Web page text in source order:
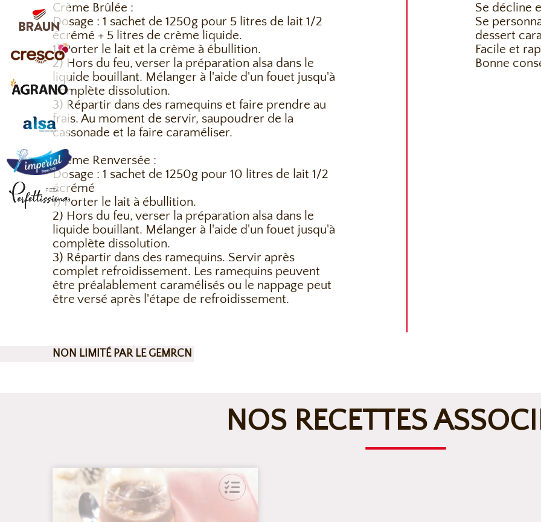
Crème Brûlée :
Dosage : 1 sachet de 1250g pour 5 litres de lait 1/2
écrémé + 5 litres de crème liquide.
1) Porter le lait et la crème à ébullition.
2) Hors du feu, verser la préparation alsa dans le
liquide bouillant. Mélanger à l'aide d'un fouet jusqu'à
complète dissolution.
3) Répartir dans des ramequins et faire prendre au
frais. Au moment de servir, saupoudrer de la
cassonade et la faire caraméliser.
Crème Renversée :
Dosage : 1 sachet de 1250g pour 10 litres de lait 1/2
écrémé
1) Porter le lait à ébullition.
2) Hors du feu, verser la préparation alsa dans le
liquide bouillant. Mélanger à l'aide d'un fouet jusqu'à
complète dissolution.
3) Répartir dans des ramequins. Servir après
complet refroidissement. Les ramequins peuvent
être préalablement caramélisés ou le nappage peut
être versé après l'étape de refroidissement.
Se décline
Se
dessert
Facile et
Bonne
NON LIMITÉ PAR LE GEMRCN
NOS RECETTES